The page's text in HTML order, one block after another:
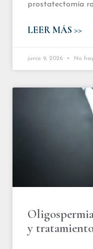
prostatectomía
LEER MÁS >>
junio 9, 2026 No
y